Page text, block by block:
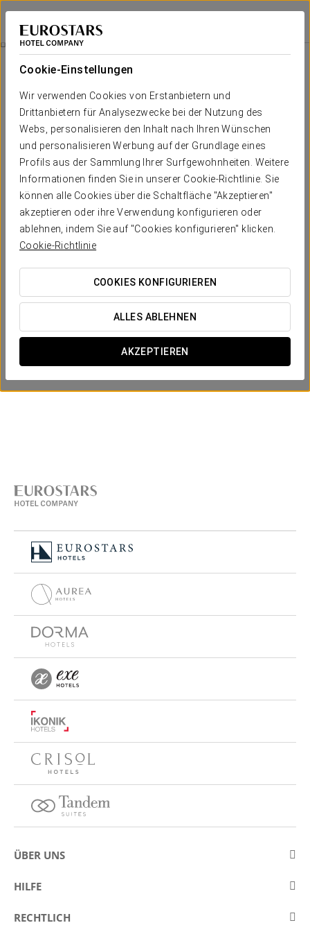
Cookie-Einstellungen
Wir verwenden Cookies von Erstanbietern und
Drittanbietern für Analysezwecke bei der Nutzung des
Webs, personalisieren den Inhalt nach Ihren Wünschen
und personalisieren Werbung auf der Grundlage eines
Profils aus der Sammlung Ihrer Surfgewohnheiten. Weitere
Informationen finden Sie in unserer Cookie-Richtlinie. Sie
können alle Cookies über die Schaltfläche "Akzeptieren"
akzeptieren oder ihre Verwendung konfigurieren oder
ablehnen, indem Sie auf "Cookies konfigurieren" klicken.
Cookie-Richtlinie
COOKIES KONFIGURIEREN
ALLES ABLEHNEN
AKZEPTIEREN
Eurostars Madrid Congress
MADRID - ALCOBENDAS
Veranstaltungsräume Reservieren
ÜBER UNS
Über Eurostars Hotel Company
Wettbewerbe
HILFE
Kontakt
RECHTLICH